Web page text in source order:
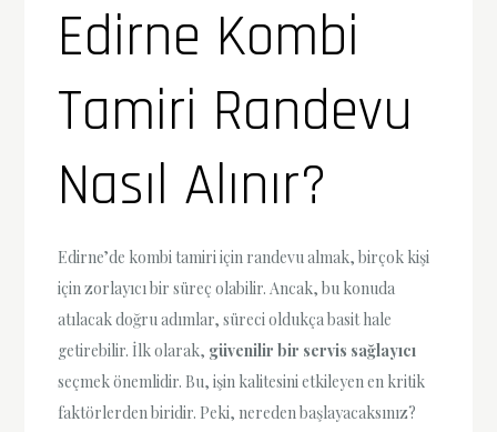
Edirne Kombi
Tamiri Randevu
Nasıl Alınır?
Edirne’de kombi tamiri için randevu almak, birçok kişi
için zorlayıcı bir süreç olabilir. Ancak, bu konuda
atılacak doğru adımlar, süreci oldukça basit hale
getirebilir. İlk olarak, güvenilir bir servis sağlayıcı
seçmek önemlidir. Bu, işin kalitesini etkileyen en kritik
faktörlerden biridir. Peki, nereden başlayacaksınız?